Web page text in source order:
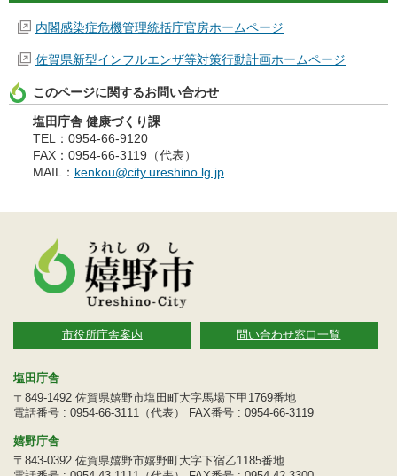
内閣感染症危機管理統括庁官房ホームページ
佐賀県新型インフルエンザ等対策行動計画ホームページ
このページに関するお問い合わせ
塩田庁舎 健康づくり課
TEL：0954-66-9120
FAX：0954-66-3119（代表）
MAIL： kenkou@city.ureshino.lg.jp
市役所庁舎案内 問い合わせ窓口一覧
塩田庁舎
〒849-1492 佐賀県嬉野市塩田町大字馬場下甲1769番地
電話番号 : 0954-66-3111（代表） FAX番号 : 0954-66-3119
嬉野庁舎
〒843-0392 佐賀県嬉野市嬉野町大字下宿乙1185番地